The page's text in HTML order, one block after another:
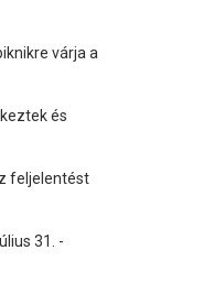
várja a
és
feljelentést
31. -